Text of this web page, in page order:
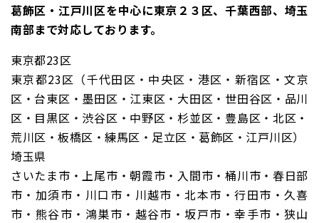
葛飾区・江戸川区を中心に東京２３区、千葉西部、埼玉
南部まで対応しております。
東京都23区
東京都23区（千代田区・中央区・港区・新宿区・文京
区・台東区・墨田区・江東区・大田区・世田谷区・品川
区・目黒区・渋谷区・中野区・杉並区・豊島区・北区・
荒川区・板橋区・練馬区・足立区・葛飾区・江戸川区）
埼玉県
さいたま市・上尾市・朝霞市・入間市・桶川市・春日部
市・加須市・川口市・川越市・北本市・行田市・久喜
市・熊谷市・鴻巣市・越谷市・坂戸市・幸手市・狭山